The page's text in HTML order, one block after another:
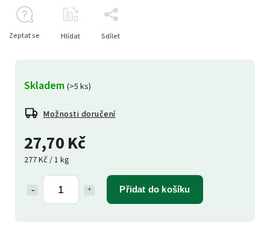
27,70 Kč
277 Kč / 1 kg
Přidat do košíku
Skladem (>5 ks)
Možnosti doručení
Zeptat se Hlídat Sdílet